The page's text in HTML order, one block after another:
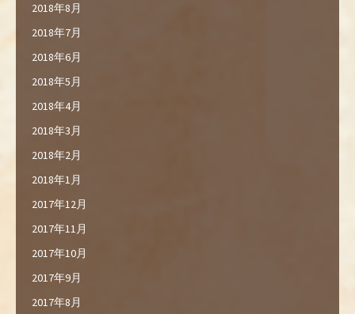
2018年8月
2018年7月
2018年6月
2018年5月
2018年4月
2018年3月
2018年2月
2018年1月
2017年12月
2017年11月
2017年10月
2017年9月
2017年8月